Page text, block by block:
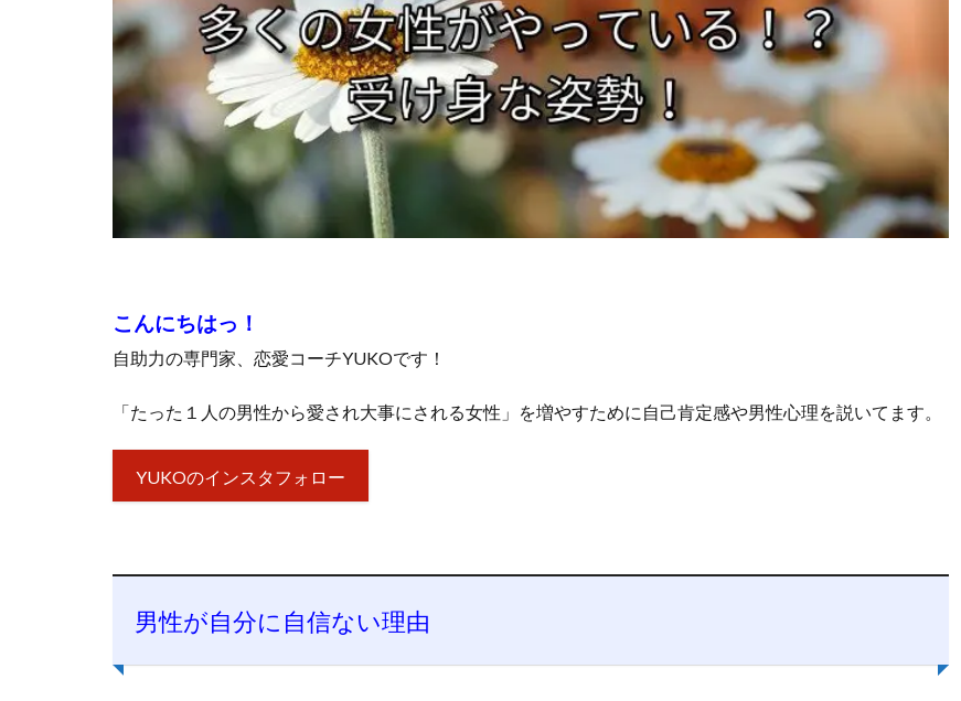
こんにちはっ！
自助力の専門家、恋愛コーチYUKOです！
「たった１人の男性から愛され大事にされる女性」を増やすために自己肯定感や男性心理を説いてます。
YUKOのインスタフォロー
男性が自分に自信ない理由